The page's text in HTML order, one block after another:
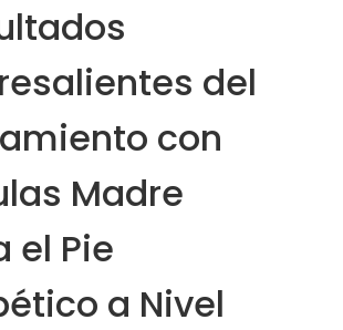
del
con
Madre
el Pie
a Nivel